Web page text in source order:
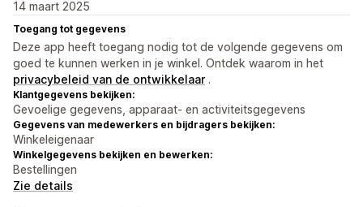
14 maart 2025
Toegang tot gegevens
Deze app heeft toegang nodig tot de volgende gegevens om
goed te kunnen werken in je winkel. Ontdek waarom in het
privacybeleid van de ontwikkelaar .
Klantgegevens bekijken:
Gevoelige gegevens, apparaat- en activiteitsgegevens
Gegevens van medewerkers en bijdragers bekijken:
Winkeleigenaar
Winkelgegevens bekijken en bewerken:
Bestellingen
Zie details